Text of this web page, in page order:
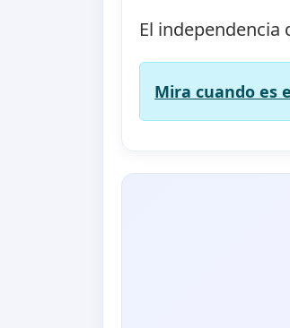
El independencia
Mira cuando es